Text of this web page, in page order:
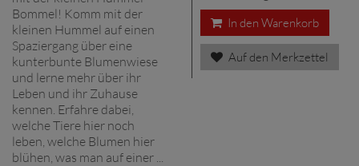
Bommel! Komm mit der
kleinen Hummel auf einen
Spaziergang über eine
kunterbunte Blumenwiese
und lerne mehr über ihr
Leben und ihr Zuhause
kennen. Erfahre dabei,
welche Tiere hier noch
leben, welche Blumen hier
blühen, was man auf einer ...
In den Warenkorb
Auf den Merkzettel